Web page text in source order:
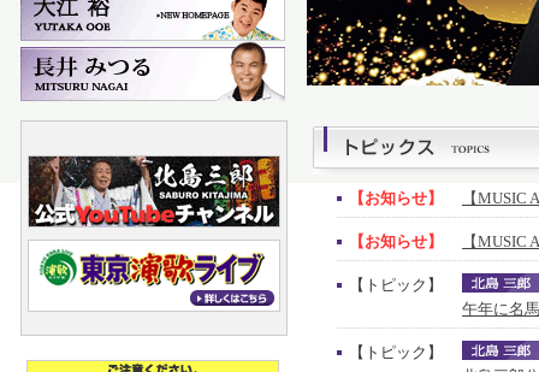
【お知らせ】 【MUSIC
【お知らせ】 【MUSIC
【トピック】
午年に名
【トピック】